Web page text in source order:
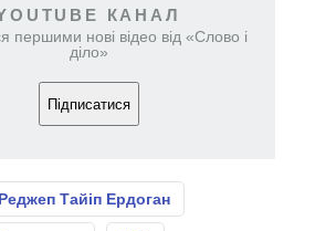
КАНАЛ
першими нові відео від «Слово і
діло»
Підписатися
Реджеп Тайіп Ердоган